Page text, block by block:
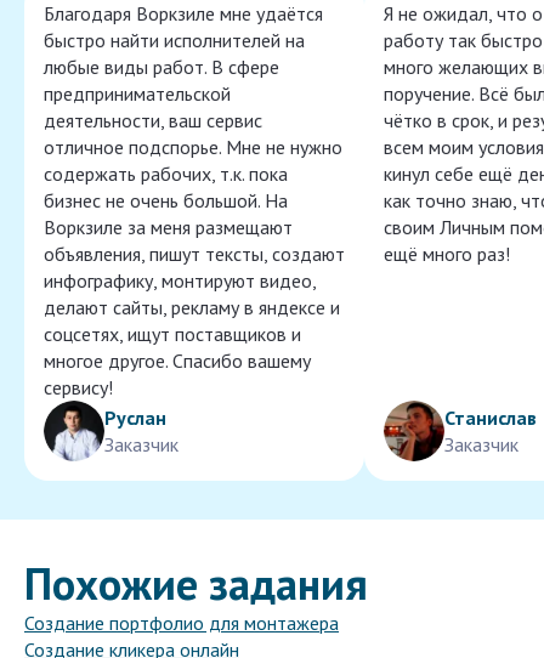
Благодаря Воркзиле мне удаётся
быстро найти исполнителей на
любые виды работ. В сфере
предпринимательской
деятельности, ваш сервис
отличное подспорье. Мне не нужно
содержать рабочих, т.к. пока
бизнес не очень большой. На
Воркзиле за меня размещают
объявления, пишут тексты, создают
инфографику, монтируют видео,
делают сайты, рекламу в яндексе и
соцсетях, ищут поставщиков и
многое другое. Спасибо вашему
сервису!
Руслан
Заказчик
Я не ожидал, что
работу так
много желающих
поручение. Всё
чётко в срок, и
всем моим
кинул себе ещё
как точно знаю,
своим Личным
ещё много раз!
Станислав
Заказчик
Похожие задания
Создание портфолио для монтажера
Создание кликера онлайн